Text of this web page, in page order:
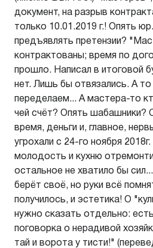
документ, на разрыв
только 10.01.2019 г.! Опять
предъявлять претензии?
контрактованы; время по
прошло. Написал в итоговой
нет. Лишь бы отвязались. А
переделаем... А мастера-то
чей счёт? Опять шабашники?
время, деньги и, главное,
угрохали с 24-го ноября
молодость и кухню
остальное не хватило бы
берёт своё, но руки всё
получилось, и эстетика! О
нужно сказать отдельно:
поговорка о нерадивой
тай и ворота у тисти!"